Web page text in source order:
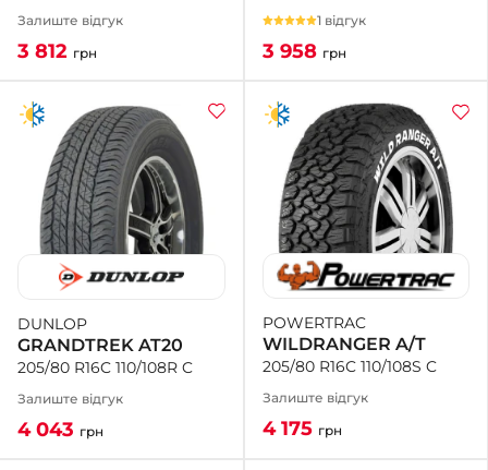
Залиште відгук
3 812 грн
1 відгук
3 958 грн
DUNLOP
GRANDTREK AT20
205/80 R16C 110/108R C
Залиште відгук
4 043 грн
POWERTRAC
WILDRANGER A/T
205/80 R16C 110/108S C
Залиште відгук
4 175 грн